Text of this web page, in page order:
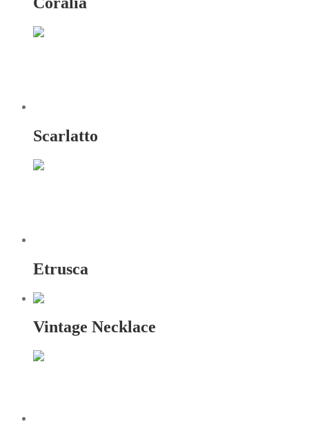
Scarlatto
Etrusca
Vintage Necklace